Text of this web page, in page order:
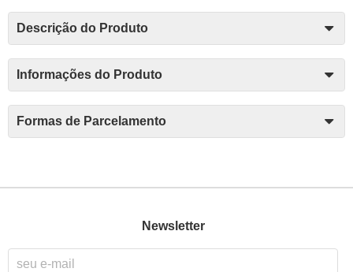
Descrição do Produto
Informações do Produto
Formas de Parcelamento
Newsletter